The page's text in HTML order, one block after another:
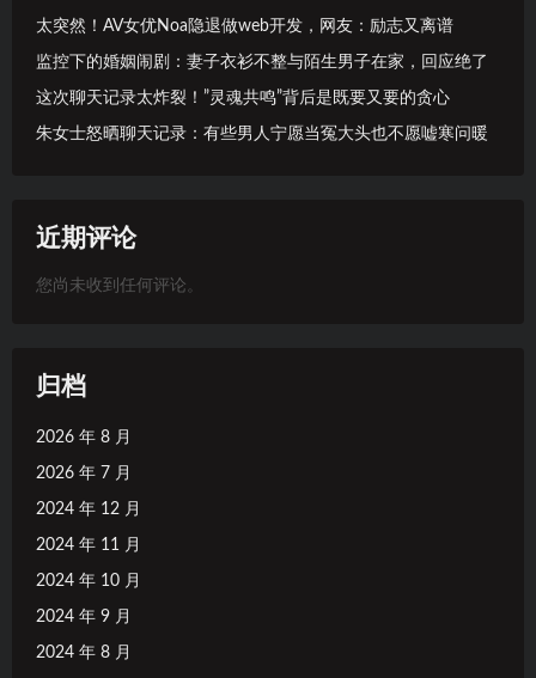
太突然！AV女优Noa隐退做web开发，网友：励志又离谱
监控下的婚姻闹剧：妻子衣衫不整与陌生男子在家，回应绝了
这次聊天记录太炸裂！”灵魂共鸣”背后是既要又要的贪心
朱女士怒晒聊天记录：有些男人宁愿当冤大头也不愿嘘寒问暖
近期评论
您尚未收到任何评论。
归档
2026 年 8 月
2026 年 7 月
2024 年 12 月
2024 年 11 月
2024 年 10 月
2024 年 9 月
2024 年 8 月